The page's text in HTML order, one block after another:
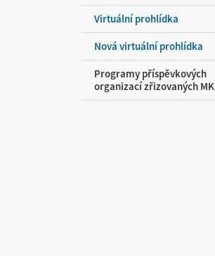
Virtuální prohlídka
Nová virtuální prohlídka
Programy příspěvkových
organizací zřizovaných MK